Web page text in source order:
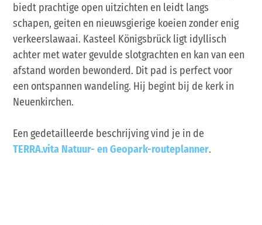
biedt prachtige open uitzichten en leidt langs
schapen, geiten en nieuwsgierige koeien zonder enig
verkeerslawaai. Kasteel Königsbrück ligt idyllisch
achter met water gevulde slotgrachten en kan van een
afstand worden bewonderd. Dit pad is perfect voor
een ontspannen wandeling. Hij begint bij de kerk in
Neuenkirchen.
Een gedetailleerde beschrijving vind je in de
TERRA.vita Natuur- en Geopark-routeplanner.